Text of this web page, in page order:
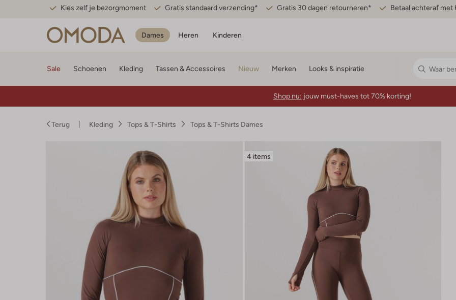
Kies zelf je bezorgmoment Gratis standaard verzending* Gratis 30 dagen retourneren* Betaal achteraf met
Dames Heren Kinderen
Sale Schoenen Kleding Tassen & Accessoires Nieuw Merken Looks & inspiratie
Shop nu: jouw must-haves tot 70% korting!
Terug Kleding Tops & T-Shirts Tops & T-Shirts Dames
4 items